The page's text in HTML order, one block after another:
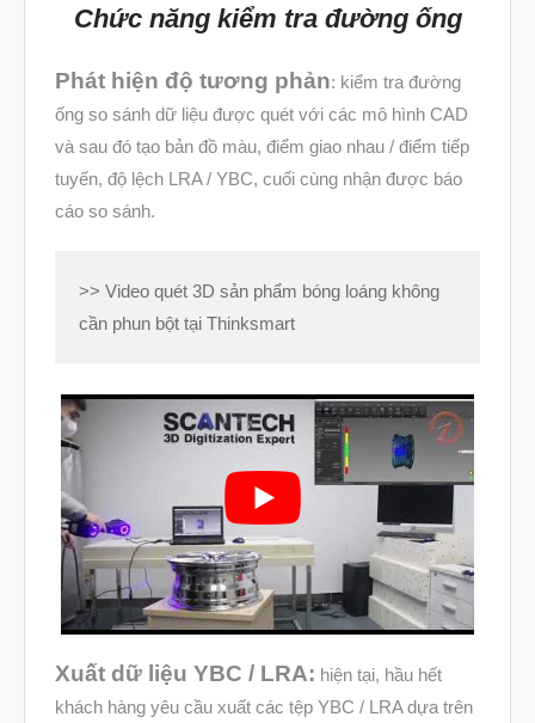
Tháng Năm 2024
Tháng Tư 2024
Tháng Ba 2024
Tháng Hai 2024
Tháng Một 2024
Tháng Mười 2023
Tháng Tám 2023
Tháng Bảy 2023
Tháng Sáu 2023
Tháng Năm 2023
Tháng Tư 2023
Tháng Ba 2023
Tháng Một 2023
Chức năng kiểm tra đường ống
Phát hiện độ tương phản: kiểm tra đường
ống so sánh dữ liệu được quét với các mô hình CAD
và sau đó tạo bản đồ màu, điểm giao nhau / điểm tiếp
tuyến, độ lệch LRA / YBC, cuối cùng nhận được báo
cáo so sánh.
>> Video quét 3D sản phẩm bóng loáng không
cần phun bột tại Thinksmart
Xuất dữ liệu YBC / LRA: hiện tại, hầu hết
khách hàng yêu cầu xuất các tệp YBC / LRA dựa trên